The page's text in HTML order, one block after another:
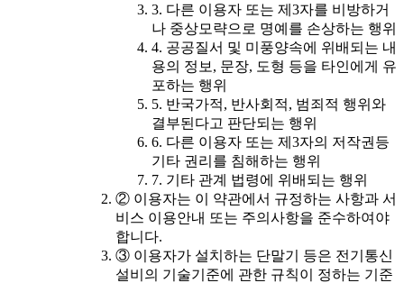
3. 다른 이용자 또는 제3자를 비방하거
나 중상모략으로 명예를 손상하는 행위
4. 공공질서 및 미풍양속에 위배되는 내
용의 정보, 문장, 도형 등을 타인에게 유
포하는 행위
5. 반국가적, 반사회적, 범죄적 행위와
결부된다고 판단되는 행위
6. 다른 이용자 또는 제3자의 저작권등
기타 권리를 침해하는 행위
7. 기타 관계 법령에 위배되는 행위
② 이용자는 이 약관에서 규정하는 사항과 서
비스 이용안내 또는 주의사항을 준수하여야
합니다.
③ 이용자가 설치하는 단말기 등은 전기통신
설비의 기술기준에 관한 규칙이 정하는 기준